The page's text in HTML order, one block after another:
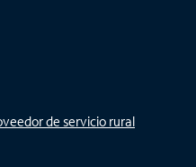
de servicio rural